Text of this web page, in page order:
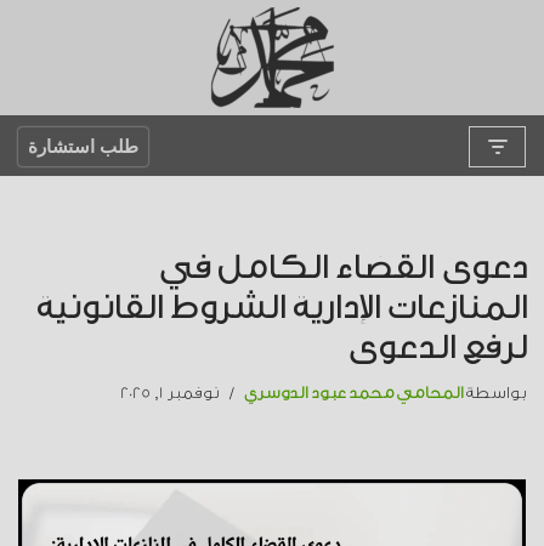
المحتوى
طلب استشارة
دعوى القضاء الكامل في
المنازعات الإدارية الشروط القانونية
لرفع الدعوى
بواسطة المحامي محمد عبود الدوسري نوفمبر 1, 2025